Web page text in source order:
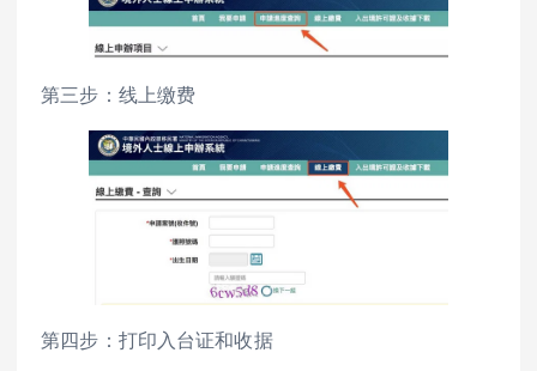
第三步：线上缴费
第四步：打印入台证和收据